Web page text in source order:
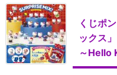
くじポ
ックス
～Hello